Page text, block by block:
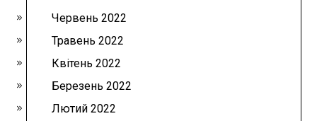
Червень 2022
Травень 2022
Квітень 2022
Березень 2022
Лютий 2022